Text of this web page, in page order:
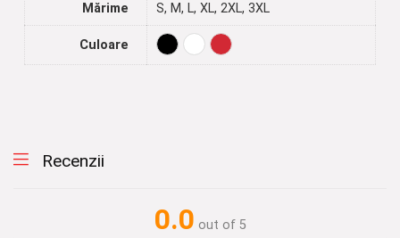
Mărime S, M, L, XL, 2XL, 3XL
Culoare
Recenzii
0.0 out of 5